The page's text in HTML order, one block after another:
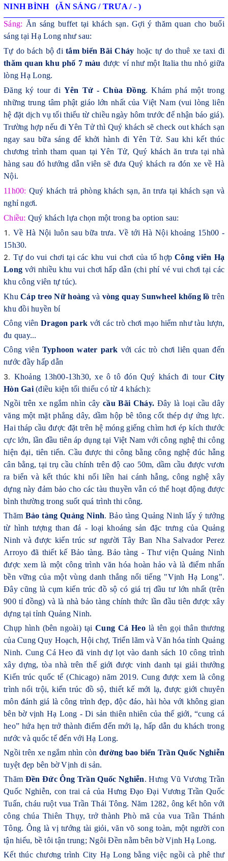
NINH BÌNH
(ĂN SÁNG / TRƯA / - )
Sáng: Ăn sáng buffet tại khách sạn. Gợi ý thăm quan cho buổi
sáng tại Hạ Long như sau:
Tự do bách bộ đitắm biển Bãi Cháy hoặc tự do thuê xe taxi đi
thăm quan khu phố 7 màu được ví như một Italia thu nhỏ giữa
lòng Hạ Long.
Đăng ký tour đi Yên Tử - Chùa Đồng. Khám phá một trong
những trung tâm phật giáo lớn nhất của Việt Nam (vui lòng liên
hệ đặt dịch vụ tối thiểu từ chiều ngày hôm trước để nhận báo giá).
Trường hợp nếu đi Yên Tử thì Quý khách sẽ check out khách sạn
ngay sau bữa sáng để khởi hành đi Yên Tử. Sau khi kết thúc
chương trình tham quan tại Yên Tử, Quý khách ăn trưa tại nhà
hàng sau đó hướng dẫn viên sẽ đưa Quý khách ra đón xe về Hà
Nội.
11h00: Quý khách trả phòng khách sạn, ăn trưa tại khách sạn và
nghỉ ngơi.
Chiều: Quý khách lựa chọn một trong ba option sau:
Về Hà Nội luôn sau bữa trưa. Về tới Hà Nội khoảng 15h00 -
15h30.
Tự do vui chơi tại các khu vui chơi của tổ hợpCông viên Hạ
Long với nhiều khu vui chơi hấp dẫn (chi phí vé vui chơi tại các
khu công viên tự túc).
KhuCáp treo Nữ hoàng và vòng quay Sunwheel khổng lồtrên
khu đồi huyền bí
Công viênDragon park với các trò chơi mạo hiểm như tàu lượn,
đu quay...
Công viên Typhoon water park với các trò chơi liên quan đến
nước đầy hấp dẫn
Khoảng 13h00-13h30, xe ô tô đón Quý khách đi tourCity
Hòn Gai(điều kiện tối thiểu có từ 4 khách):
Ngồi trên xe ngắm nhìn cây cầu Bãi Cháy. Đây là loại cầu dây
văng một mặt phẳng dây, dầm hộp bê tông cốt thép dự ứng lực.
Hai tháp cầu được đặt trên hệ móng giếng chìm hơi ép kích thước
cực lớn, lần đầu tiên áp dụng tại Việt Nam với công nghệ thi công
hiện đại, tiên tiến. Cầu được thi công bằng công nghệ đúc hẫng
cân bằng, tại trụ cầu chính trên độ cao 50m, dầm cầu được vươn
ra biển và kết thúc khi nối liền hai cánh hẫng, công nghệ xây
dựng này đảm bảo cho các tàu thuyền vẫn có thể hoạt động được
bình thường trong suốt quá trình thi công.
Thăm Bảo tàng Quảng Ninh. Bảo tàng Quảng Ninh lấy ý tưởng
từ hình tượng than đá - loại khoáng sản đặc trưng của Quảng
Ninh và được kiến trúc sư người Tây Ban Nha Salvador Perez
Arroyo đã thiết kế Bảo tàng. Bảo tàng - Thư viện Quảng Ninh
được xem là một công trình văn hóa hoàn hảo và là điểm nhấn
bền vững của một vùng danh thắng nổi tiếng "Vịnh Hạ Long".
Đây cũng là cụm kiến trúc đồ sộ có giá trị đầu tư lớn nhất (trên
900 tỉ đồng) và là nhà bảo tàng chính thức lần đầu tiên được xây
dựng tại tỉnh Quảng Ninh.
Chụp hình (bên ngoài) tại Cung Cá Heo là tên gọi thân thương
của Cung Quy Hoạch, Hội chợ, Triển lãm và Văn hóa tỉnh Quảng
Ninh. Cung Cá Heo đã vinh dự lọt vào danh sách 10 công trình
xây dựng, tòa nhà trên thế giới được vinh danh tại giải thưởng
Kiến trúc quốc tế (Chicago) năm 2019. Cung được xem là công
trình nổi trội, kiến trúc đồ sộ, thiết kế mới lạ, được giới chuyên
môn đánh giá là công trình đẹp, độc đáo, hài hòa với không gian
bên bờ vịnh Hạ Long - Di sản thiên nhiên của thế giới, “cung cá
heo” hứa hẹn trở thành điểm đến mới lạ, hấp dẫn du khách trong
nước và quốc tế đến với Hạ Long.
Ngồi trên xe ngắm nhìn cònđường bao biển Trần Quốc Nghiễn
tuyệt đẹp bên bờ Vịnh di sản.
Thăm Đền Đức Ông Trần Quốc Nghiễn. Hưng Vũ Vương Trần
Quốc Nghiễn, con trai cả của Hưng Đạo Đại Vương Trần Quốc
Tuấn, cháu ruột vua Trần Thái Tông. Năm 1282, ông kết hôn với
công chúa Thiên Thụy, trở thành Phò mã của vua Trần Thánh
Tông. Ông là vị tướng tài giỏi, văn võ song toàn, một người con
tận hiếu, bề tôi tận trung; Ngôi Đền nằm bên bờ Vịnh Hạ Long.
Kết thúc chương trình City Hạ Long bằng việc ngồi cà phê thư